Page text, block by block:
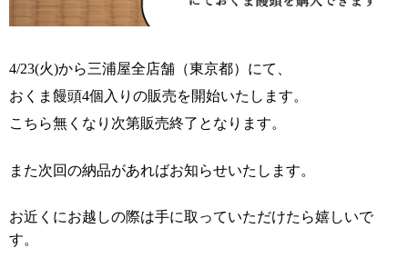
4/23(火)から三浦屋全店舗（東京都）にて、
おくま饅頭4個入りの販売を開始いたします。
こちら無くなり次第販売終了となります。
また次回の納品があればお知らせいたします。
お近くにお越しの際は手に取っていただけたら嬉しいで
す。